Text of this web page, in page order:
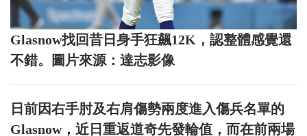
Glasnow找回昔日身手狂飆12K，認整體感覺還
不錯。圖片來源：達志影像
日前因右手肘及右肩傷勢兩度進入傷兵名單的
Glasnow，近日重返道奇先發輪值，而在前兩場